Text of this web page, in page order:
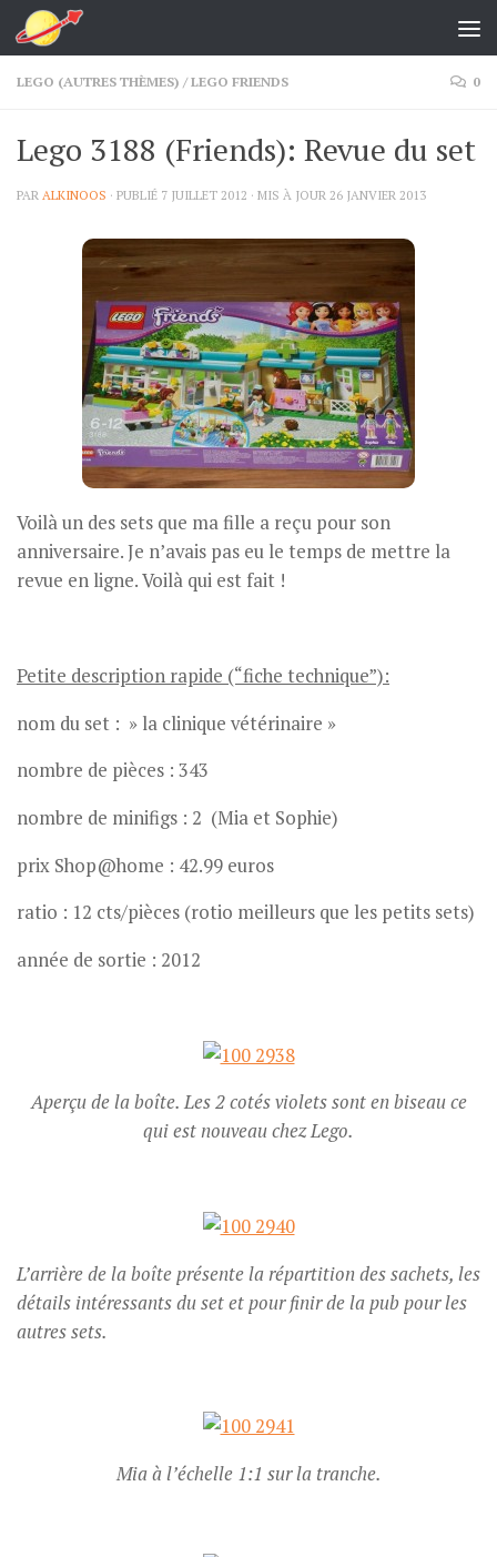
Skip to content
LEGO (AUTRES THÈMES) /LEGO FRIENDS 0
Lego 3188 (Friends): Revue du set
PAR ALKINOOS · PUBLIÉ 7 JUILLET 2012 · MIS À JOUR 26 JANVIER 2013
Voilà un des sets que ma fille a reçu pour son
anniversaire. Je n’avais pas eu le temps de mettre la
revue en ligne. Voilà qui est fait !
Petite description rapide (“fiche technique”):
nom du set : » la clinique vétérinaire »
nombre de pièces : 343
nombre de minifigs : 2 (Mia et Sophie)
prix Shop@home : 42.99 euros
ratio : 12 cts/pièces (rotio meilleurs que les petits sets)
année de sortie : 2012
Aperçu de la boîte. Les 2 cotés violets sont en biseau ce
qui est nouveau chez Lego.
L’arrière de la boîte présente la répartition des sachets, les
détails intéressants du set et pour finir de la pub pour les
autres sets.
Mia à l’échelle 1:1 sur la tranche.